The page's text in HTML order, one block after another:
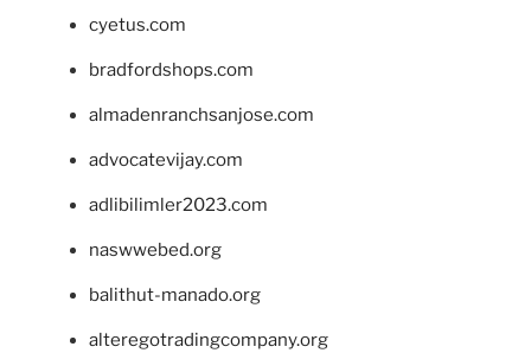
cyetus.com
bradfordshops.com
almadenranchsanjose.com
advocatevijay.com
adlibilimler2023.com
naswwebed.org
balithut-manado.org
alteregotradingcompany.org